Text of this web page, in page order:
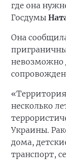
где она
Госдумы
Она
невозможно
несколько
Украины.
дома,
транспорт,